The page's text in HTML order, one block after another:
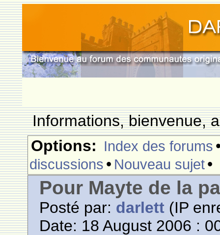
Informations, bienvenue,
Options: Index des forums
discussions • Nouveau sujet•
Pour Mayte de la
Posté par: darlett (IP
Date: 18 August 2006 :